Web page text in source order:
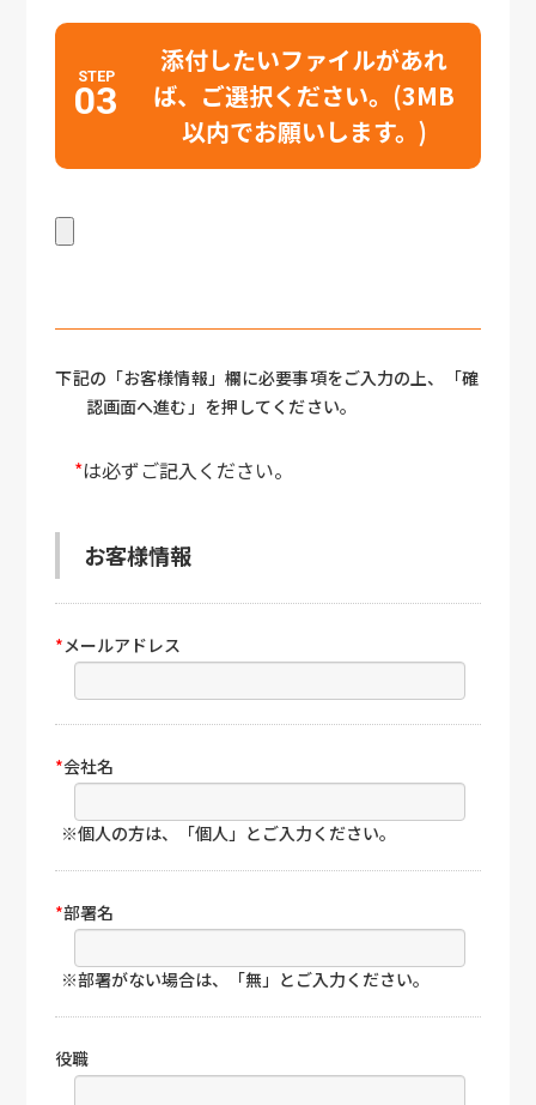
STEP
03
添付したいファイルがあれ
ば、ご選択ください。(3MB
以内でお願いします。)
下記の「お客様情報」欄に必要事項をご入力の上、「確
認画面へ進む」を押してください。
*は必ずご記入ください。
お客様情報
*メールアドレス
*会社名
※個人の方は、「個人」とご入力ください。
*部署名
※部署がない場合は、「無」とご入力ください。
役職